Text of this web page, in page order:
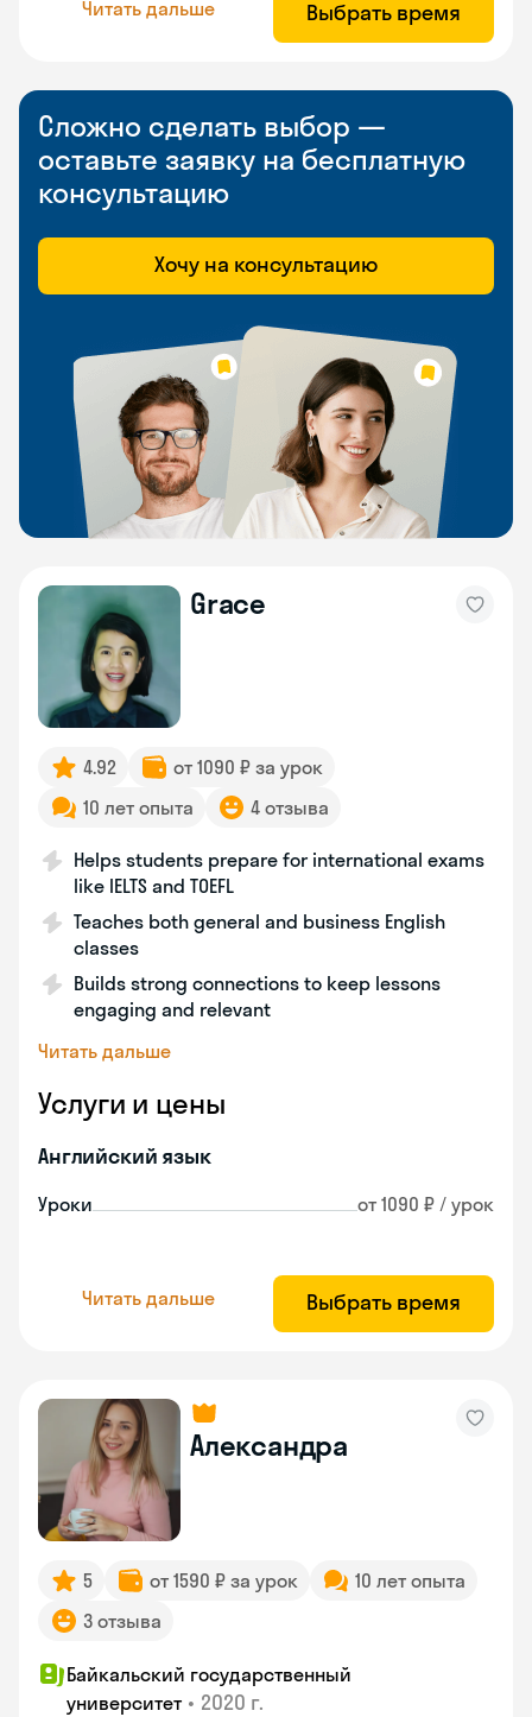
Читать дальше Выбрать время
Сложно сделать выбор —
оставьте заявку на бесплатную
консультацию
Хочу на консультацию
Grace
4.92
от 1090 ₽ за урок
10 лет опыта
4 отзыва
Helps students prepare for international exams
like IELTS and TOEFL
Teaches both general and business English
classes
Builds strong connections to keep lessons
engaging and relevant
Читать дальше
Услуги и цены
Английский язык
Уроки от 1090 ₽ / урок
Читать дальше Выбрать время
Александра
5 от 1590 ₽ за урок
10 лет опыта
3 отзыва
Байкальский государственный
университет • 2020 г.